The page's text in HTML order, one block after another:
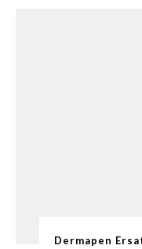
Dermapen